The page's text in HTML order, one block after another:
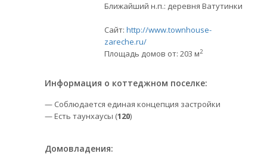
Ближайший н.п.: деревня Ватутинки
Сайт: http://www.townhouse-
zareche.ru/
Площадь домов от: 203 м2
Информация о коттеджном поселке:
— Соблюдается единая концепция застройки
— Есть таунхаусы (120)
Домовладения: